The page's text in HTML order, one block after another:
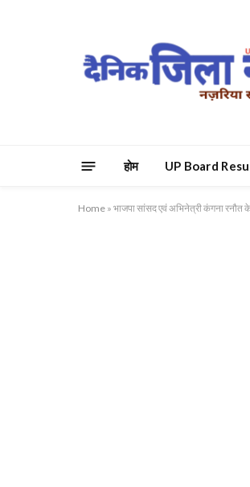
होम UP Board
Home » भाजपा सांसद एवं अभिनेत्री कंगना रनौत